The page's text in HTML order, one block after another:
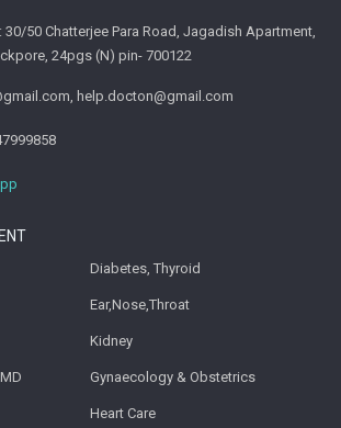
30/50 Chatterjee Para Road, Jagadish Apartment,
24pgs (N) pin- 700122
, help.docton@gmail.com
Diabetes, Thyroid
Ear,Nose,Throat
Kidney
Gynaecology & Obstetrics
Heart Care